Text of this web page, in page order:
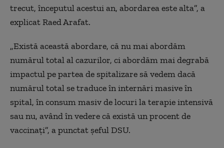
trecut, începutul acestui an, abordarea este alta”, a
explicat Raed Arafat.
„Există această abordare, că nu mai abordăm
numărul total al cazurilor, ci abordăm mai degrabă
impactul pe partea de spitalizare să vedem dacă
numărul total se traduce în internări masive în
spital, în consum masiv de locuri la terapie intensivă
sau nu, având în vedere că există un procent de
vaccinați”, a punctat șeful DSU.